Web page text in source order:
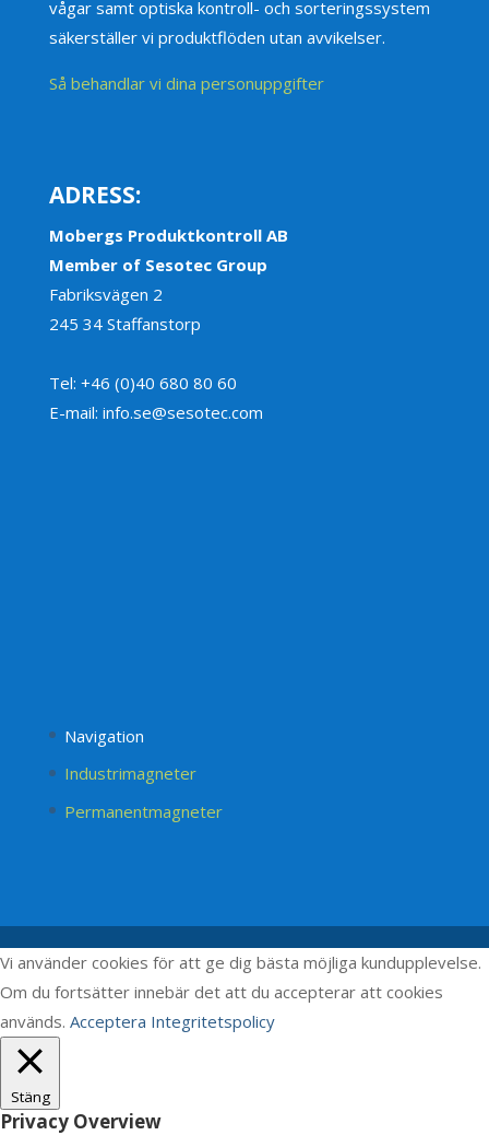
vågar samt optiska kontroll- och sorteringssystem
säkerställer vi produktflöden utan avvikelser.
Så behandlar vi dina personuppgifter
ADRESS:
Mobergs Produktkontroll AB
Member of Sesotec Group
Fabriksvägen 2
245 34 Staffanstorp
Tel: +46 (0)40 680 80 60
E-mail: info.se@sesotec.com
Navigation
Industrimagneter
Permanentmagneter
Vi använder cookies för att ge dig bästa möjliga kundupplevelse.
Om du fortsätter innebär det att du accepterar att cookies
används. Acceptera Integritetspolicy
Stäng
Privacy Overview